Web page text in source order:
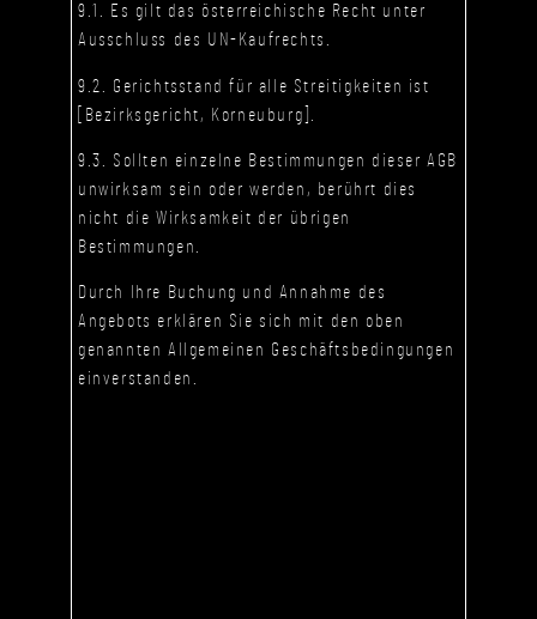
9.1. Es gilt das österreichische Recht unter
Ausschluss des UN-Kaufrechts.
9.2. Gerichtsstand für alle Streitigkeiten ist
[Bezirksgericht, Korneuburg].
9.3. Sollten einzelne Bestimmungen dieser AGB
unwirksam sein oder werden, berührt dies
nicht die Wirksamkeit der übrigen
Bestimmungen.
Durch Ihre Buchung und Annahme des
Angebots erklären Sie sich mit den oben
genannten Allgemeinen Geschäftsbedingungen
einverstanden.